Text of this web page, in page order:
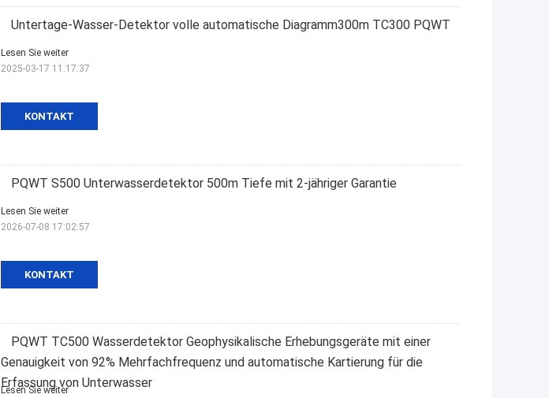
Untertage-Wasser-Detektor volle automatische Diagramm300m TC300 PQWT
KONTAKT
Lesen Sie weiter
2025-03-17 11:17:37
PQWT S500 Unterwasserdetektor 500m Tiefe mit 2-jähriger Garantie
KONTAKT
Lesen Sie weiter
2026-07-08 17:02:57
PQWT TC500 Wasserdetektor Geophysikalische Erhebungsgeräte mit einer
Genauigkeit von 92% Mehrfachfrequenz und automatische Kartierung für die
Erfassung von Unterwasser
Lesen Sie weiter